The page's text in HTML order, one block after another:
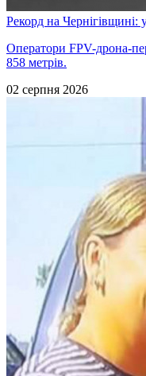
Рекорд на
Оператори FPV-дрона-
858 метрів.
02 серпня 2026